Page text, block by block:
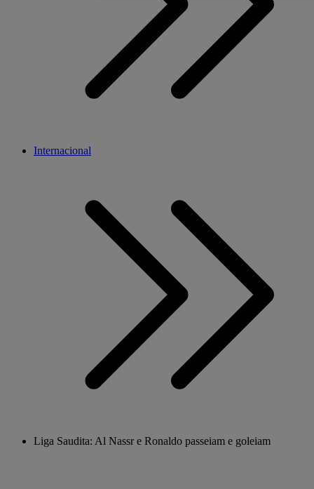
Internacional
Liga Saudita: Al Nassr e Ronaldo passeiam e goleiam